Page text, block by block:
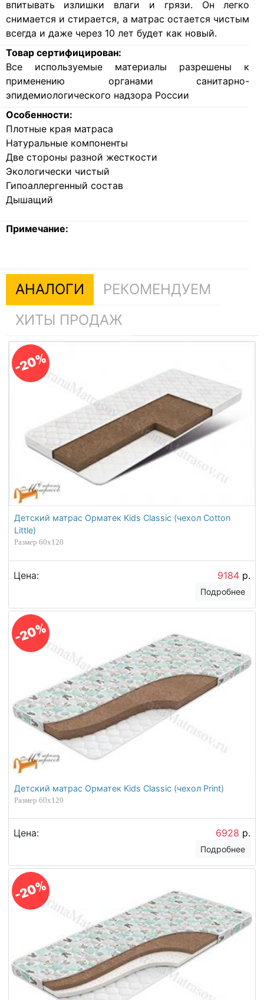
впитывать излишки влаги и грязи. Он легко
снимается и стирается, а матрас остается чистым
всегда и даже через 10 лет будет как новый.
Товар сертифицирован:
Все используемые материалы разрешены к
применению органами санитарно-
эпидемиологического надзора России
Особенности:
Плотные края матраса
Натуральные компоненты
Две стороны разной жесткости
Экологически чистый
Гипоаллергенный состав
Дышащий
Примечание:
АНАЛОГИ
РЕКОМЕНДУЕМ
ХИТЫ ПРОДАЖ
-20%
Детский матрас Орматек Kids Classic (чехол Cotton
Little)
Размер 60х120
Цена: 9184 р.
Подробнее
-20%
Детский матрас Орматек Kids Classic (чехол Print)
Размер 60х120
Цена: 6928 р.
Подробнее
-20%